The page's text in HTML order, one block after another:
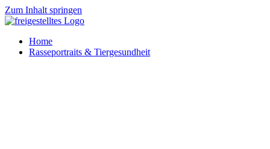
Zum Inhalt springen
Home
Rasseportraits & Tiergesundheit